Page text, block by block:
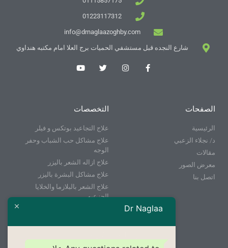
01223117312
info@drnaglaazoghby.com
شارع النجده قبل مستشفي الحميات برج العلا امام مكتبه هنداوي
الصفحات
الرئيسية
د/ نجلاء الزعبي
مقالات
معرض الصور
اتصل بنا
التخصصات
علاج التجاعيد بوتكس و فيلر
علاج مشاكل حب الشباب وحفر
الوجه
علاج ازاله الشعر باليزر
علاج مشاكل البشرة باليزر
علاج الشعر بالبلازما والخلايا
الجزعيه
Dr Naglaa